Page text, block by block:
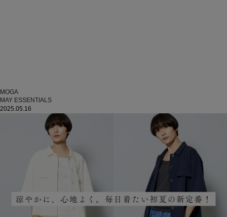
MOGA
MAY ESSENTIALS
2025.05.16